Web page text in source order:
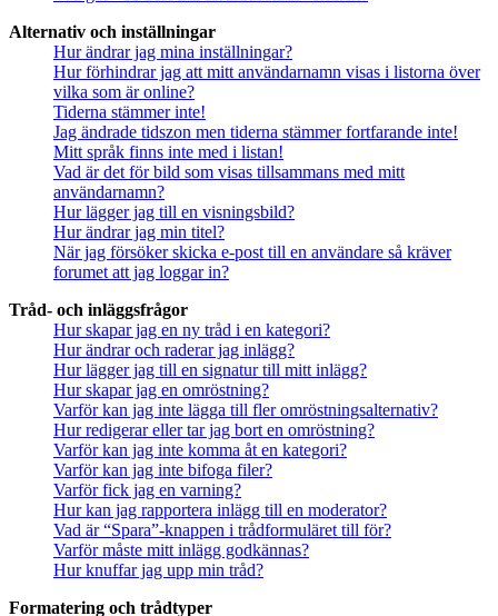
Alternativ och inställningar
Hur ändrar jag mina inställningar?
Hur förhindrar jag att mitt användarnamn visas i listorna över
vilka som är online?
Tiderna stämmer inte!
Jag ändrade tidszon men tiderna stämmer fortfarande inte!
Mitt språk finns inte med i listan!
Vad är det för bild som visas tillsammans med mitt
användarnamn?
Hur lägger jag till en visningsbild?
Hur ändrar jag min titel?
När jag försöker skicka e-post till en användare så kräver
forumet att jag loggar in?
Tråd- och inläggsfrågor
Hur skapar jag en ny tråd i en kategori?
Hur ändrar och raderar jag inlägg?
Hur lägger jag till en signatur till mitt inlägg?
Hur skapar jag en omröstning?
Varför kan jag inte lägga till fler omröstningsalternativ?
Hur redigerar eller tar jag bort en omröstning?
Varför kan jag inte komma åt en kategori?
Varför kan jag inte bifoga filer?
Varför fick jag en varning?
Hur kan jag rapportera inlägg till en moderator?
Vad är “Spara”-knappen i trådformuläret till för?
Varför måste mitt inlägg godkännas?
Hur knuffar jag upp min tråd?
Formatering och trådtyper